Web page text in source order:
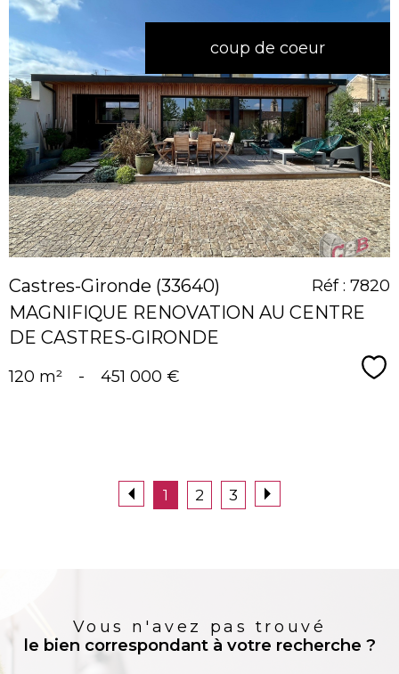
coup de coeur
voir le
bien
Castres-Gironde (33640)
MAGNIFIQUE RENOVATION AU CENTRE
DE CASTRES-GIRONDE
Réf : 7820
120 m² - 451 000 €
1 2 3
Vous n'avez pas trouvé
le bien correspondant à votre recherche ?